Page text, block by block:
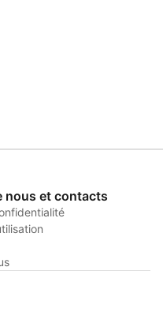
nous et contacts